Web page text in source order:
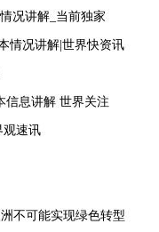
况讲解_当前独家
情况讲解|世界快资讯
信息讲解 世界关注
观速讯
不可能实现绿色转型